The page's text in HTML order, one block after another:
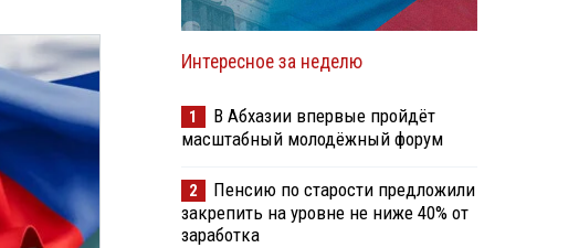
Интересное за неделю
1
В Абхазии впервые пройдёт
масштабный молодёжный форум
2
Пенсию по старости предложили
закрепить на уровне не ниже 40% от
заработка